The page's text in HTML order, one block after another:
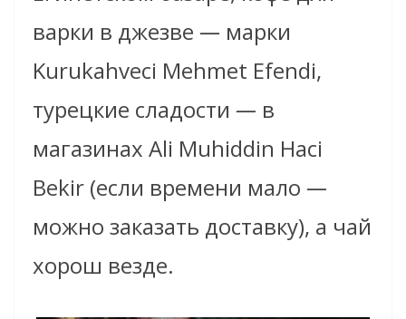
варки в джезве — марки
Kurukahveci Mehmet Efendi,
турецкие сладости — в
магазинах Ali Muhiddin Haci
Bekir (если времени мало —
можно заказать доставку), а чай
хорош везде.